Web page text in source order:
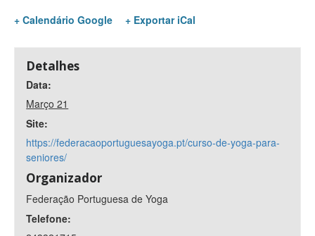
+ Calendário Google + Exportar iCal
Detalhes
Data:
Março 21
Site:
https://federacaoportuguesayoga.pt/curso-de-yoga-para-
seniores/
Organizador
Federação Portuguesa de Yoga
Telefone: